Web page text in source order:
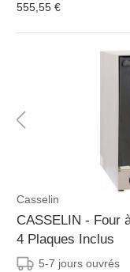
555,55 €
Casselin
CASSELIN - Four
4 Plaques Inclus
5-7 jours ouvrés